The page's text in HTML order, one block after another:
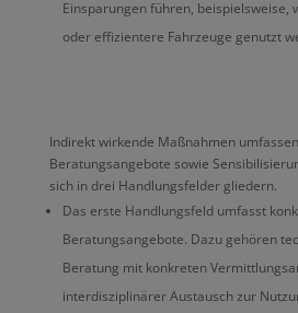
Einsparungen führen, beispielsweise,
oder effizientere Fahrzeuge genutzt
Indirekt wirkende Maßnahmen
Beratungsangebote sowie
sich in drei Handlungsfelder gliedern.
Das erste Handlungsfeld umfasst
Beratungsangebote. Dazu gehören
Beratung mit konkreten
interdisziplinärer Austausch zur